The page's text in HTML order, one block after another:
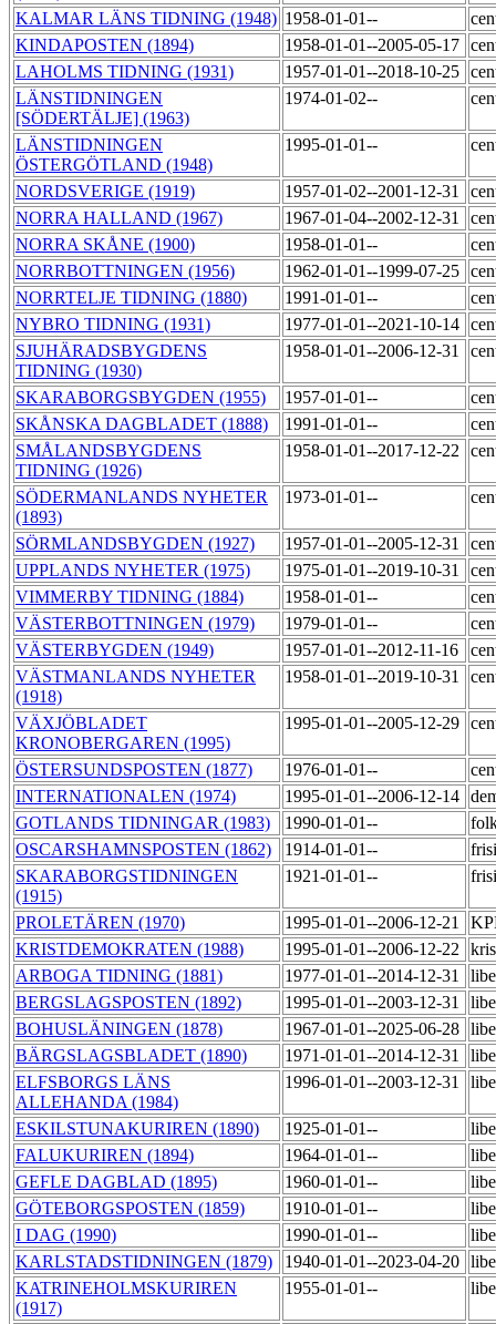
KALMAR LÄNS TIDNING (1948) 1958-01-01--
KINDAPOSTEN (1894)
1958-01-01--2005-05-17
LAHOLMS TIDNING (1931)
1957-01-01--2018-10-25
LÄNSTIDNINGEN
[SÖDERTÄLJE] (1963)
1974-01-02--
LÄNSTIDNINGEN
ÖSTERGÖTLAND (1948)
1995-01-01--
NORDSVERIGE (1919) 1957-01-02--2001-12-31
NORRA HALLAND (1967)
1967-01-04--2002-12-31
NORRA SKÅNE (1900)
1958-01-01--
NORRBOTTNINGEN (1956)
1962-01-01--1999-07-25
NORRTELJE TIDNING (1880)
1991-01-01--
NYBRO TIDNING (1931)
1977-01-01--2021-10-14
SJUHÄRADSBYGDENS
TIDNING (1930)
1958-01-01--2006-12-31
SKARABORGSBYGDEN (1955) 1957-01-01--
SKÅNSKA DAGBLADET (1888)
1991-01-01--
SMÅLANDSBYGDENS
TIDNING (1926)
1958-01-01--2017-12-22
SÖDERMANLANDS NYHETER
(1893)
1973-01-01--
SÖRMLANDSBYGDEN (1927) 1957-01-01--2005-12-31
UPPLANDS NYHETER (1975)
1975-01-01--2019-10-31
VIMMERBY TIDNING (1884)
1958-01-01--
VÄSTERBOTTNINGEN (1979)
1979-01-01--
VÄSTERBYGDEN (1949)
1957-01-01--2012-11-16
VÄSTMANLANDS NYHETER
(1918)
1958-01-01--2019-10-31
VÄXJÖBLADET
KRONOBERGAREN (1995)
1995-01-01--2005-12-29
ÖSTERSUNDSPOSTEN (1877) 1976-01-01--
INTERNATIONALEN (1974)
1995-01-01--2006-12-14
GOTLANDS TIDNINGAR (1983)
1990-01-01--
OSCARSHAMNSPOSTEN (1862)
1914-01-01--
SKARABORGSTIDNINGEN
(1915)
1921-01-01--
PROLETÄREN (1970) 1995-01-01--2006-12-21
KRISTDEMOKRATEN (1988)
1995-01-01--2006-12-22
ARBOGA TIDNING (1881)
1977-01-01--2014-12-31
BERGSLAGSPOSTEN (1892)
1995-01-01--2003-12-31
BOHUSLÄNINGEN (1878)
1967-01-01--2025-06-28
BÄRGSLAGSBLADET (1890)
1971-01-01--2014-12-31
ELFSBORGS LÄNS
ALLEHANDA (1984)
1996-01-01--2003-12-31
ESKILSTUNAKURIREN (1890) 1925-01-01--
FALUKURIREN (1894)
1964-01-01--
GEFLE DAGBLAD (1895)
1960-01-01--
GÖTEBORGSPOSTEN (1859)
1910-01-01--
I DAG (1990)
1990-01-01--
KARLSTADSTIDNINGEN (1879)
1940-01-01--2023-04-20
KATRINEHOLMSKURIREN
(1917)
1955-01-01--